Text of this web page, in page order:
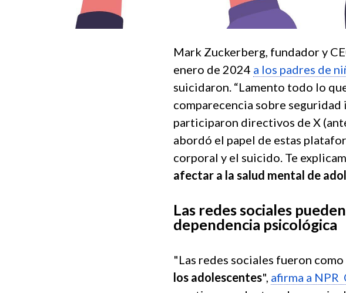
Mark Zuckerberg, fundador y
enero de 2024 a los padres de
suicidaron. “Lamento todo lo
comparecencia sobre
participaron directivos de X
abordó el papel de estas
corporal y el suicido. Te
afectar a la salud mental de
Las redes sociales
dependencia psicológica
"Las redes sociales fueron como
los adolescentes", afirma a NPR